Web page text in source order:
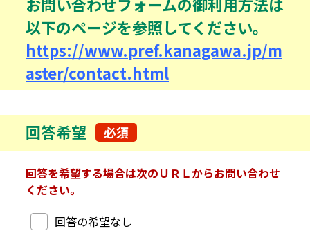
以下のページを参照してください。
https://www.pref.kanagawa.jp/m
aster/contact.html
回答希望 必須
回答を希望する場合は次のＵＲＬからお問い合わせ
ください。
回答希望回答の希望なし